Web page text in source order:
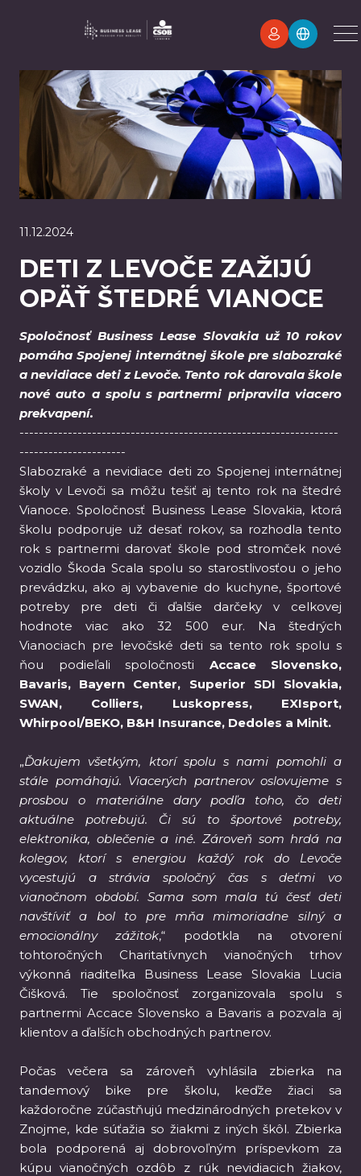
11.12.2024
DETI Z LEVOČE ZAŽIJÚ
OPÄŤ ŠTEDRÉ VIANOCE
Spoločnosť Business Lease Slovakia už 10 rokov
pomáha Spojenej internátnej škole pre slabozraké
a nevidiace deti z Levoče. Tento rok darovala škole
nové auto a spolu s partnermi pripravila viacero
prekvapení.
------------------------------------------------------------------
----------------------
Slabozraké a nevidiace deti zo Spojenej internátnej
školy v Levoči sa môžu tešiť aj tento rok na štedré
Vianoce. Spoločnosť Business Lease Slovakia, ktorá
školu podporuje už desať rokov, sa rozhodla tento
rok s partnermi darovať škole pod stromček nové
vozidlo Škoda Scala spolu so starostlivosťou o jeho
prevádzku, ako aj vybavenie do kuchyne, športové
potreby pre deti či ďalšie darčeky v celkovej
hodnote viac ako 32 500 eur. Na štedrých
Vianociach pre levočské deti sa tento rok spolu s
ňou podieľali spoločnosti Accace Slovensko,
Bavaris, Bayern Center, Superior SDI Slovakia,
SWAN, Colliers, Luskopress, EXIsport,
Whirpool/BEKO, B&H Insurance, Dedoles a Minit.
„Ďakujem všetkým, ktorí spolu s nami pomohli a
stále pomáhajú. Viacerých partnerov oslovujeme s
prosbou o materiálne dary podľa toho, čo deti
aktuálne potrebujú. Či sú to športové potreby,
elektronika, oblečenie a iné. Zároveň som hrdá na
kolegov, ktorí s energiou každý rok do Levoče
vycestujú a strávia spoločný čas s deťmi vo
vianočnom období. Sama som mala tú česť deti
navštíviť a bol to pre mňa mimoriadne silný a
emocionálny zážitok,“ podotkla na otvorení
tohtoročných Charitatívnych vianočných trhov
výkonná riaditeľka Business Lease Slovakia Lucia
Čišková. Tie spoločnosť zorganizovala spolu s
partnermi Accace Slovensko a Bavaris a pozvala aj
klientov a ďalších obchodných partnerov.
Počas večera sa zároveň vyhlásila zbierka na
tandemový bike pre školu, keďže žiaci sa
každoročne zúčastňujú medzinárodných pretekov v
Znojme, kde súťažia so žiakmi z iných škôl. Zbierka
bola podporená aj dobrovoľným príspevkom za
kúpu vianočných ozdôb z rúk nevidiacich žiakov,